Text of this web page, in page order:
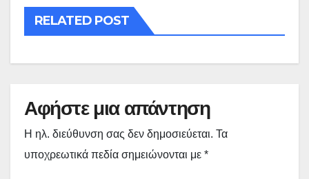
RELATED POST
Αφήστε μια απάντηση
Η ηλ. διεύθυνση σας δεν δημοσιεύεται. Τα
υποχρεωτικά πεδία σημειώνονται με *